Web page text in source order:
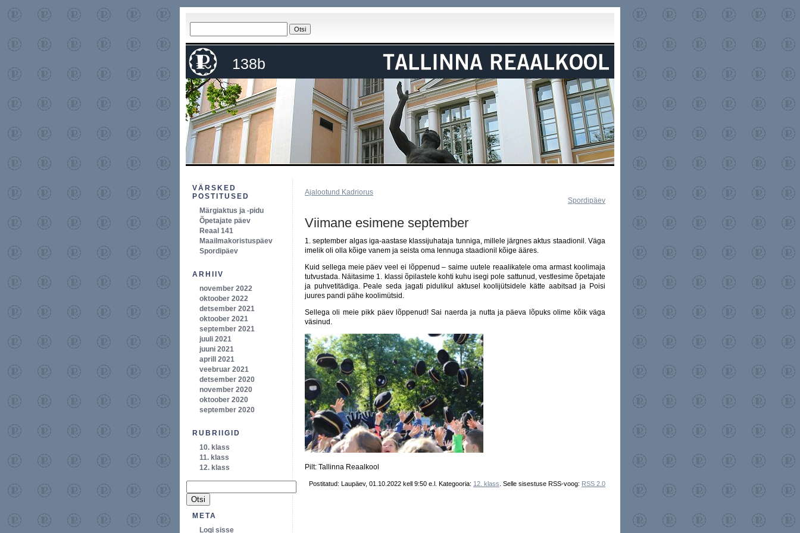
138b
Ajalootund Kadriorus
Spordipäev
Viimane esimene september
1. september algas iga-aastase klassijuhataja tunniga, millele järgnes aktus staadionil. Väga
imelik oli olla kõige vanem ja seista oma lennuga staadionil kõige ääres.
Kuid sellega meie päev veel ei lõppenud – saime uutele reaalikatele oma armast koolimaja
tutvustada. Näitasime 1. klassi õpilastele kohti kuhu isegi pole sattunud, vestlesime õpetajate
ja puhvetitädiga. Peale seda jagati pidulikul aktusel koolijütsidele kätte aabitsad ja Poisi
juures pandi pähe koolimütsid.
Sellega oli meie pikk päev lõppenud! Sai naerda ja nutta ja päeva lõpuks olime kõik väga
väsinud.
Pilt: Tallinna Reaalkool
Postitatud: Laupäev, 01.10.2022 kell 9:50 e.l. Kategooria: 12. klass . Selle sisestuse RSS-voog: RSS 2.0
VÄRSKED
POSTITUSED
Märgiaktus ja -pidu
Õpetajate päev
Reaal 141
Maailmakoristuspäev
Spordipäev
ARHIIV
november 2022
oktoober 2022
detsember 2021
oktoober 2021
september 2021
juuli 2021
juuni 2021
aprill 2021
veebruar 2021
detsember 2020
november 2020
oktoober 2020
september 2020
RUBRIIGID
10. klass
11. klass
12. klass
META
Logi sisse